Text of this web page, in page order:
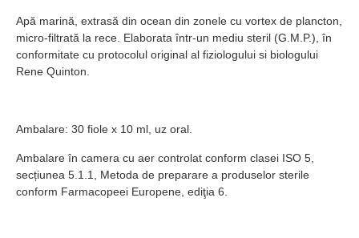
Apă marină, extrasă din ocean din zonele cu vortex de plancton,
micro-filtrată la rece. Elaborata într-un mediu steril (G.M.P.), în
conformitate cu protocolul original al fiziologului si biologului
Rene Quinton.
Ambalare: 30 fiole x 10 ml, uz oral.
Ambalare în camera cu aer controlat conform clasei ISO 5,
secțiunea 5.1.1, Metoda de preparare a produselor sterile
conform Farmacopeei Europene, ediţia 6.